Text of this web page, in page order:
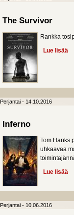
The Survivor
Rankka
Lue lisää
Perjantai - 14.10.2016
Inferno
Tom Hanks
uhkaavaa
Lue lisää
Perjantai - 10.06.2016